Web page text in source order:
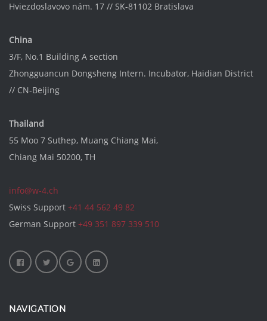
Hviezdoslavovo nám. 17 // SK-81102 Bratislava
China
3/F, No.1 Building A section
Zhongguancun Dongsheng Intern. Incubator, Haidian District
// CN-Beijing
Thailand
55 Moo 7 Suthep, Muang Chiang Mai,
Chiang Mai 50200, TH
info@w-4.ch
Swiss Support +41 44 562 49 82
German Support +49 351 897 339 510
NAVIGATION